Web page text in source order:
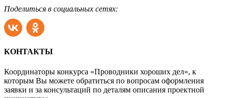
Поделиться в социальных сетях:
КОНТАКТЫ
Координаторы конкурса «Проводники хороших дел», к
которым Вы можете обратиться по вопросам оформления
заявки и за консультаций по деталям описания проектной